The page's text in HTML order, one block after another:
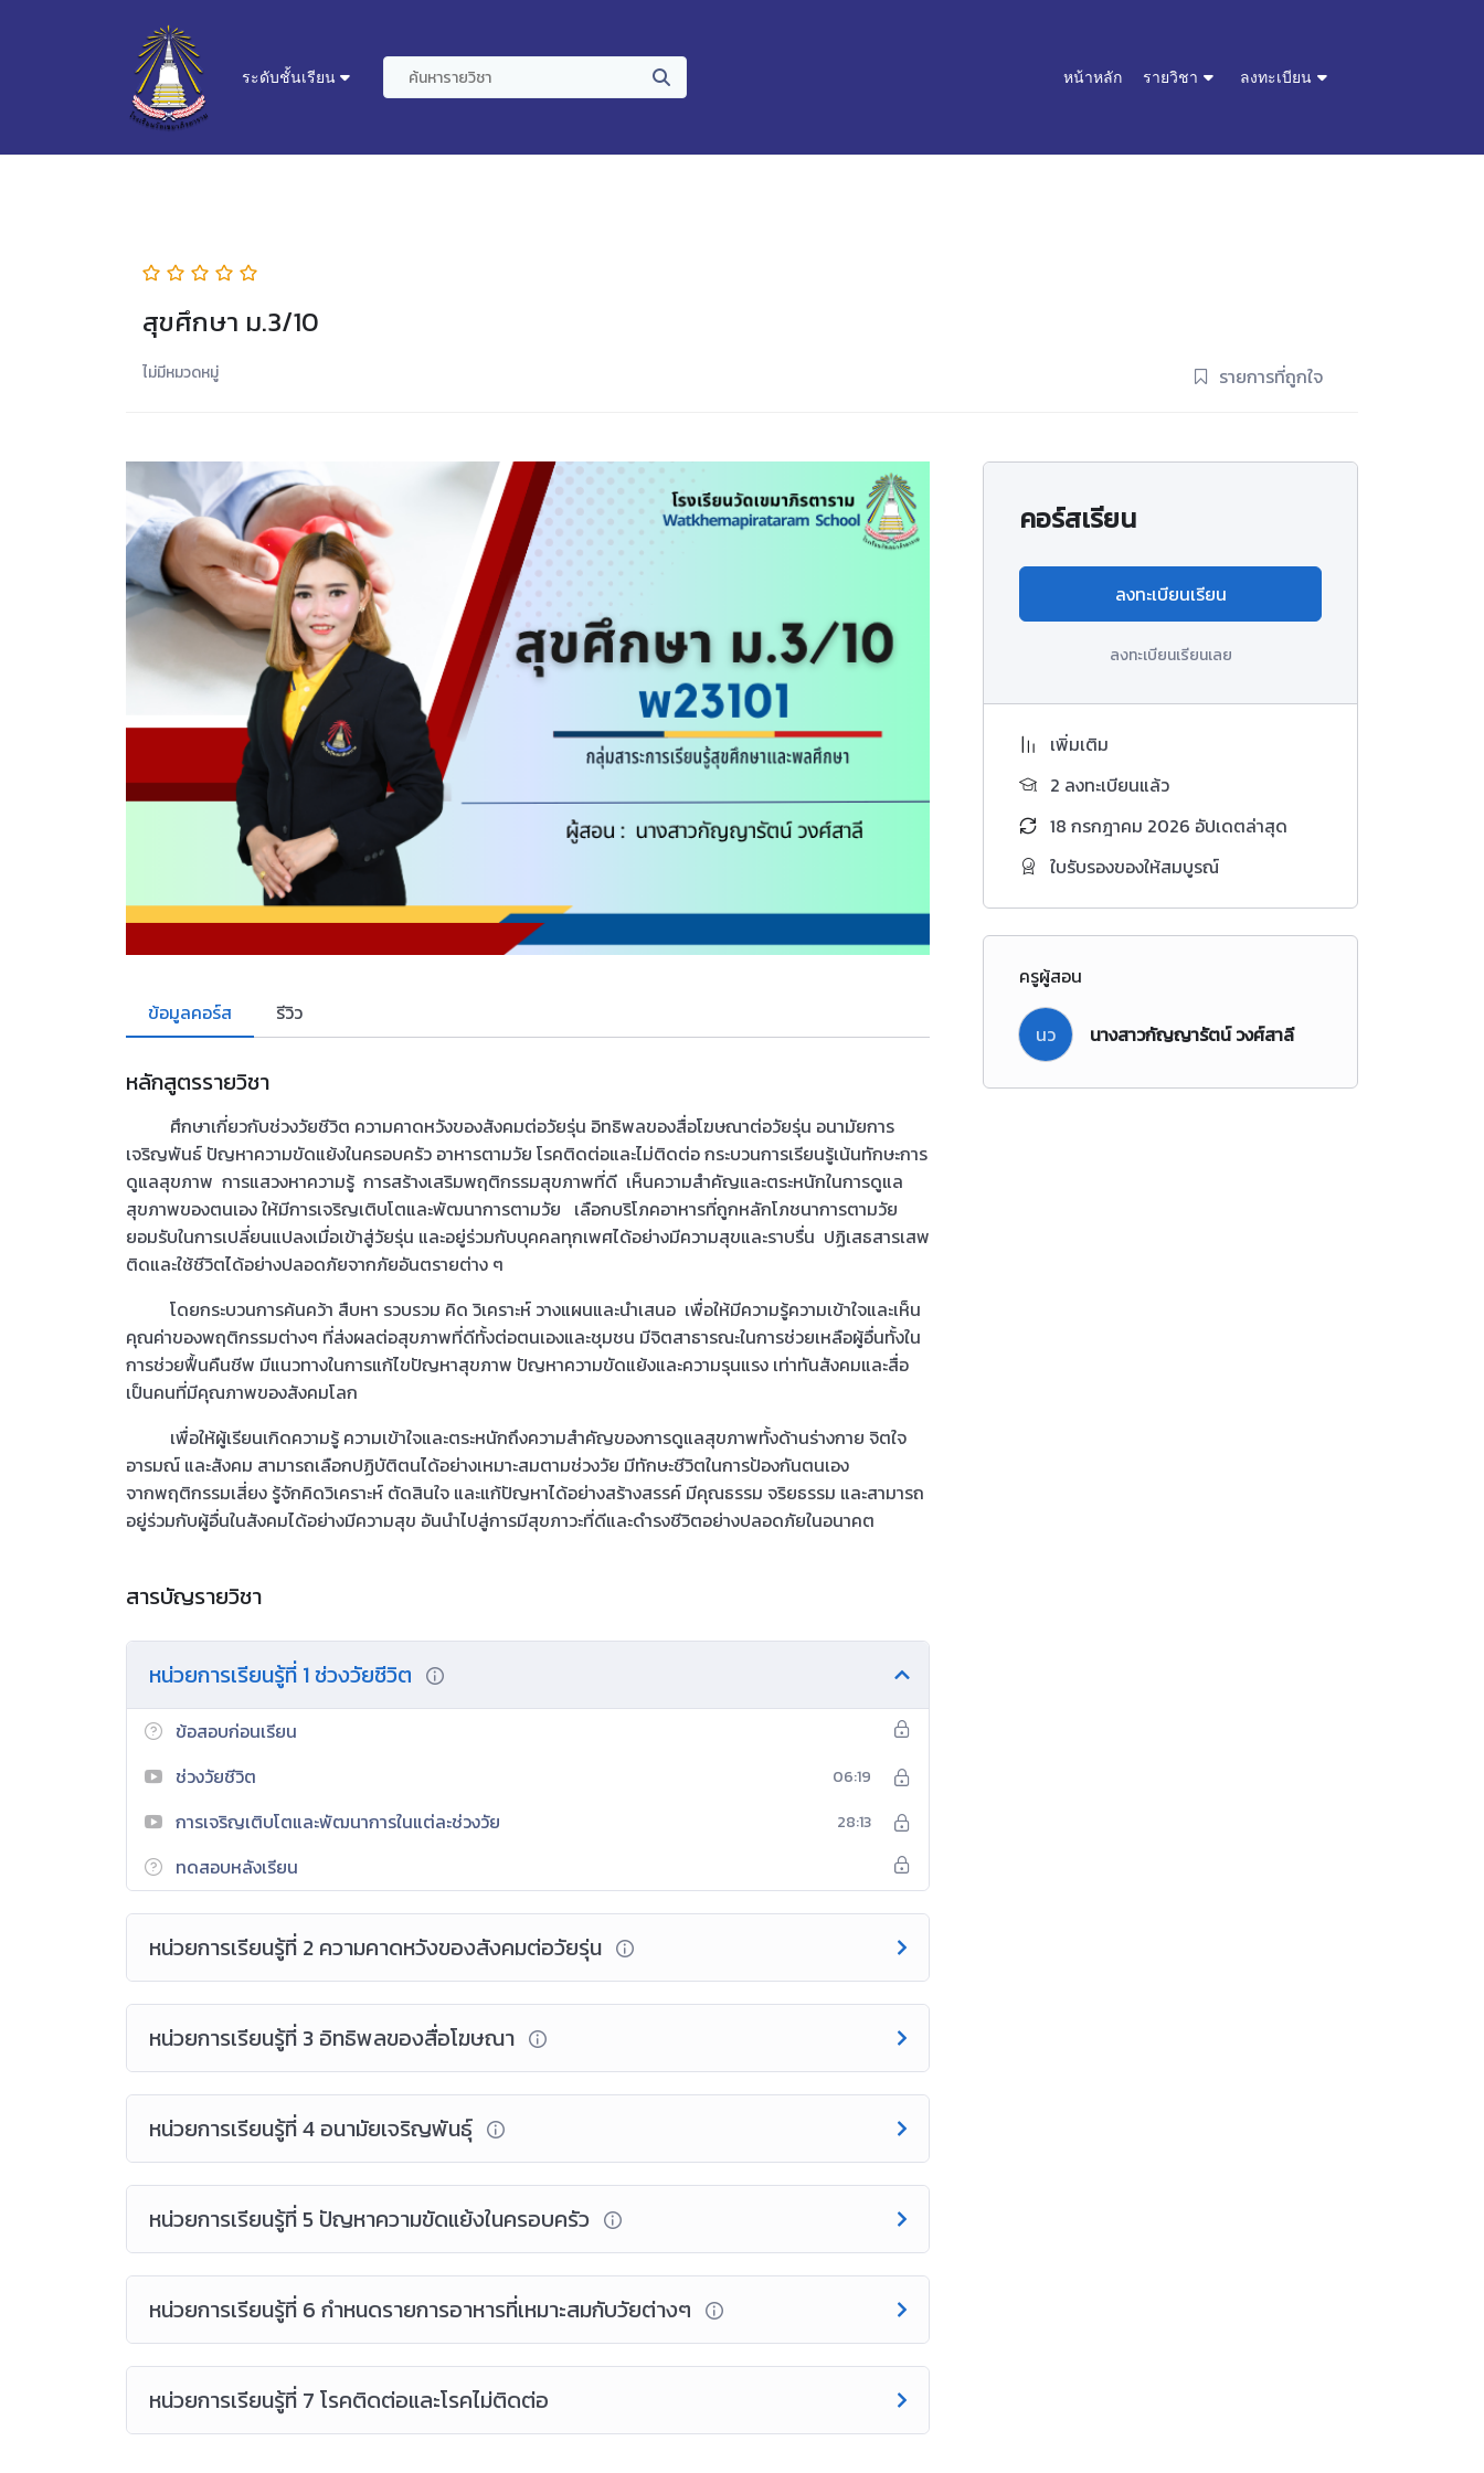
ระดับชั้นเรียน หน้าหลัก รายวิชา ลงทะเบียน
สุขศึกษา ม.3/10
ไม่มีหมวดหมู่ รายการที่ถูกใจ
ข้อมูลคอร์ส รีวิว
หลักสูตรรายวิชา
ศึกษาเกี่ยวกับช่วงวัยชีวิต ความคาดหวังของสังคมต่อวัยรุ่น อิทธิพลของสื่อโฆษณาต่อวัยรุ่น อนามัยการ
เจริญพันธ์ ปัญหาความขัดแย้งในครอบครัว อาหารตามวัย โรคติดต่อและไม่ติดต่อ กระบวนการเรียนรู้เน้นทักษะการ
ดูแลสุขภาพ การแสวงหาความรู้ การสร้างเสริมพฤติกรรมสุขภาพที่ดี เห็นความสำคัญและตระหนักในการดูแล
สุขภาพของตนเอง ให้มีการเจริญเติบโตและพัฒนาการตามวัย เลือกบริโภคอาหารที่ถูกหลักโภชนาการตามวัย
ยอมรับในการเปลี่ยนแปลงเมื่อเข้าสู่วัยรุ่น และอยู่ร่วมกับบุคคลทุกเพศได้อย่างมีความสุขและราบรื่น ปฏิเสธสารเสพ
ติดและใช้ชีวิตได้อย่างปลอดภัยจากภัยอันตรายต่าง ๆ
โดยกระบวนการค้นคว้า สืบหา รวบรวม คิด วิเคราะห์ วางแผนและนำเสนอ เพื่อให้มีความรู้ความเข้าใจและเห็น
คุณค่าของพฤติกรรมต่างๆ ที่ส่งผลต่อสุขภาพที่ดีทั้งต่อตนเองและชุมชน มีจิตสาธารณะในการช่วยเหลือผู้อื่นทั้งใน
การช่วยฟื้นคืนชีพ มีแนวทางในการแก้ไขปัญหาสุขภาพ ปัญหาความขัดแย้งและความรุนแรง เท่าทันสังคมและสื่อ
เป็นคนที่มีคุณภาพของสังคมโลก
เพื่อให้ผู้เรียนเกิดความรู้ ความเข้าใจและตระหนักถึงความสำคัญของการดูแลสุขภาพทั้งด้านร่างกาย จิตใจ
อารมณ์ และสังคม สามารถเลือกปฏิบัติตนได้อย่างเหมาะสมตามช่วงวัย มีทักษะชีวิตในการป้องกันตนเอง
จากพฤติกรรมเสี่ยง รู้จักคิดวิเคราะห์ ตัดสินใจ และแก้ปัญหาได้อย่างสร้างสรรค์ มีคุณธรรม จริยธรรม และสามารถ
อยู่ร่วมกับผู้อื่นในสังคมได้อย่างมีความสุข อันนำไปสู่การมีสุขภาวะที่ดีและดำรงชีวิตอย่างปลอดภัยในอนาคต
สารบัญรายวิชา
หน่วยการเรียนรู้ที่ 1 ช่วงวัยชีวิต
ข้อสอบก่อนเรียน
ช่วงวัยชีวิต
06:19
การเจริญเติบโตและพัฒนาการในแต่ละช่วงวัย 28:13
ทดสอบหลังเรียน
หน่วยการเรียนรู้ที่ 2 ความคาดหวังของสังคมต่อวัยรุ่น
หน่วยการเรียนรู้ที่ 3 อิทธิพลของสื่อโฆษณา
หน่วยการเรียนรู้ที่ 4 อนามัยเจริญพันธุ์
หน่วยการเรียนรู้ที่ 5 ปัญหาความขัดแย้งในครอบครัว
หน่วยการเรียนรู้ที่ 6 กำหนดรายการอาหารที่เหมาะสมกับวัยต่างๆ
หน่วยการเรียนรู้ที่ 7 โรคติดต่อและโรคไม่ติดต่อ
คอร์สเรียน
ลงทะเบียนเรียน
ลงทะเบียนเรียนเลย
เพิ่มเติม
2 ลงทะเบียนแล้ว
18 กรกฎาคม 2026 อัปเดตล่าสุด
ใบรับรองของให้สมบูรณ์
ครูผู้สอน
นว นางสาวกัญญารัตน์ วงศ์สาลี